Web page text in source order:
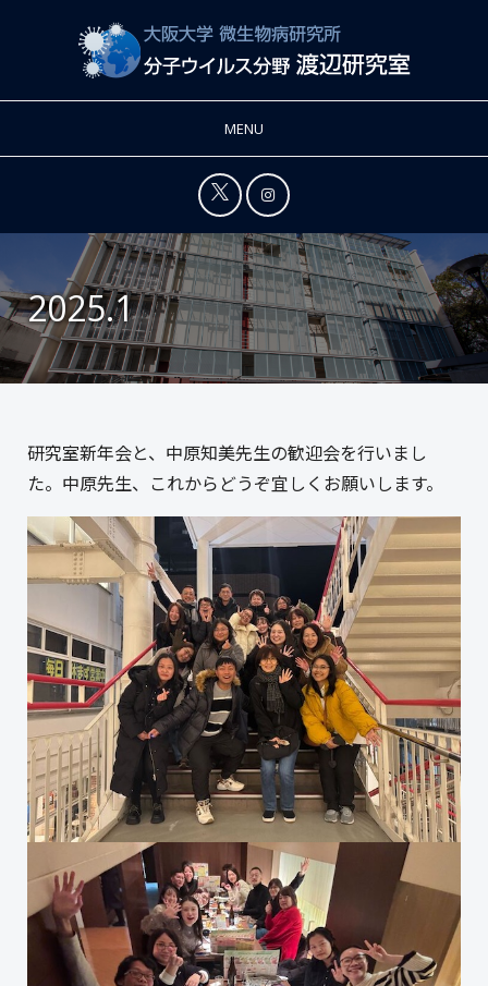
MENU
2025.1
研究室新年会と、中原知美先生の歓迎会を行いまし
た。中原先生、これからどうぞ宜しくお願いします。